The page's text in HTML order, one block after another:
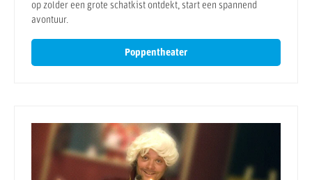
op zolder een grote schatkist ontdekt, start een spannend
avontuur.
Poppentheater